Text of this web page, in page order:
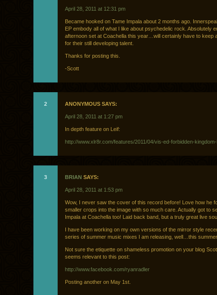
April 28, 2011 at 12:31 pm
Became hooked on Tame Impala about 2 months ago.
EP embody all of what I like about psychedelic rock. Absolutely
afternoon set at Coachella this year…will certainly have to keep
for their still developing talent.
Thanks for posting this.
-Scott
2 ANONYMOUS SAYS:
April 28, 2011 at 1:27 pm
In depth feature on Leif:
http://www.xlr8r.com/features/2011/04/vis-ed-forbidden-
3 BRIAN SAYS:
April 28, 2011 at 1:53 pm
Wow, I never saw the cover of this record before! Love how he
smaller crops into the image with so much care. Actually got to
Impala at Coachella too! Laid back band, but a truly great live
I have been working on my own versions of the mirror style
series of summer music mixes I am releasing, well…this
Not sure the etiquette on shameless promotion on your blog
seems relevant to this post:
http://www.facebook.com/ryanradler
Posting another on May 1st.